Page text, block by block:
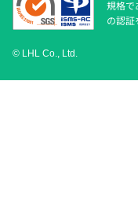
規格で
の認証
© LHL Co., Ltd.